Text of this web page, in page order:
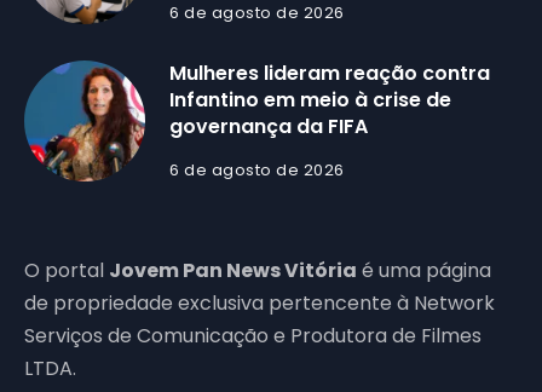
6 de agosto de 2026
Mulheres lideram reação contra
Infantino em meio à crise de
governança da FIFA
6 de agosto de 2026
O portal Jovem Pan News Vitória é uma página
de propriedade exclusiva pertencente à Network
Serviços de Comunicação e Produtora de Filmes
LTDA.